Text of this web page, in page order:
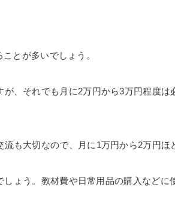
とが多いでしょう。
、それでも月に2万円から3万円程度
も大切なので、月に1万円から2万円ほ
ょう。教材費や日常用品の購入などに